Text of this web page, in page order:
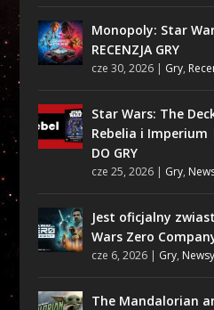
Monopoly: Star
RECENZJA GRY
cze 30, 2026| Gry,
Star Wars: The
Rebelia i Imperium |
DO GRY
cze 25, 2026| Gry,
Jest oficjalny
Wars Zero
cze 6, 2026| Gry, Newsy
The Mandalorian